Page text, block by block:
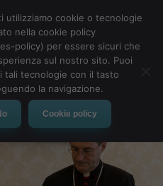
utilizziamo cookie o tecnologie
nella cookie policy
policy) per essere sicuri che
sul nostro sito. Puoi
tali tecnologie con il tasto
la navigazione.
Cookie policy